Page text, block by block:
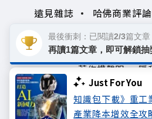
Just For You
知識包下載》重工
產業降本增效全攻
遠見雜誌 哈佛商業評論
未來親子學習平台
50+
著作權聲明
隱
Copyright©
遠見天下文化出版股份有限公
最後衝刺：已閱讀2/3篇文章
再讀1篇文章，即可解鎖抽